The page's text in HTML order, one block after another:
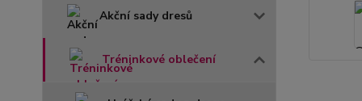
Akční sady dresů
Tréninkové oblečení